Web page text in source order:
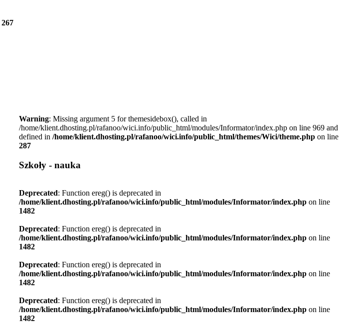
267
Warning: Missing argument 5 for themesidebox(), called in
/home/klient.dhosting.pl/rafanoo/wici.info/public_html/modules/Informator/index.php on line 969 and
defined in /home/klient.dhosting.pl/rafanoo/wici.info/public_html/themes/Wici/theme.php on line
287
Szkoły - nauka
Deprecated: Function ereg() is deprecated in
/home/klient.dhosting.pl/rafanoo/wici.info/public_html/modules/Informator/index.php on line
1482
Deprecated: Function ereg() is deprecated in
/home/klient.dhosting.pl/rafanoo/wici.info/public_html/modules/Informator/index.php on line
1482
Deprecated: Function ereg() is deprecated in
/home/klient.dhosting.pl/rafanoo/wici.info/public_html/modules/Informator/index.php on line
1482
Deprecated: Function ereg() is deprecated in
/home/klient.dhosting.pl/rafanoo/wici.info/public_html/modules/Informator/index.php on line
1482